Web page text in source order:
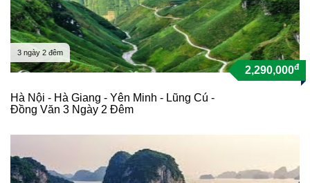
3 ngày 2 đêm
2,290,000đ
Hà Nội - Hà Giang - Yên Minh - Lũng Cú -
Đồng Văn 3 Ngày 2 Đêm